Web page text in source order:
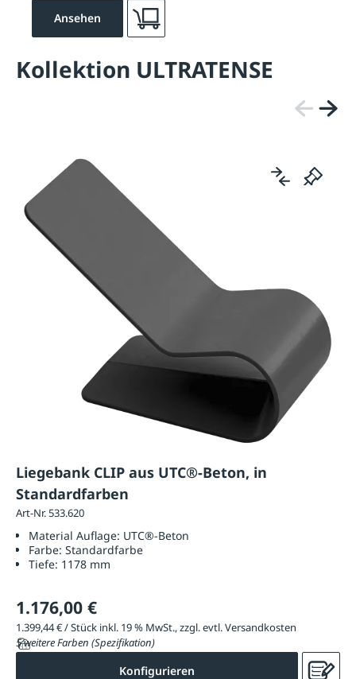
Ansehen
Kollektion ULTRATENSE
Liegebank CLIP aus UTC®-Beton, in
Standardfarben
Art-Nr. 533.620
Material Auflage: UTC®-Beton
Farbe: Standardfarbe
Tiefe: 1178 mm
1.176,00 €
1.399,44 € / Stück inkl. 19 % MwSt., zzgl. evtl. Versandkosten
5 weitere Farben (Spezifikation)
Konfigurieren